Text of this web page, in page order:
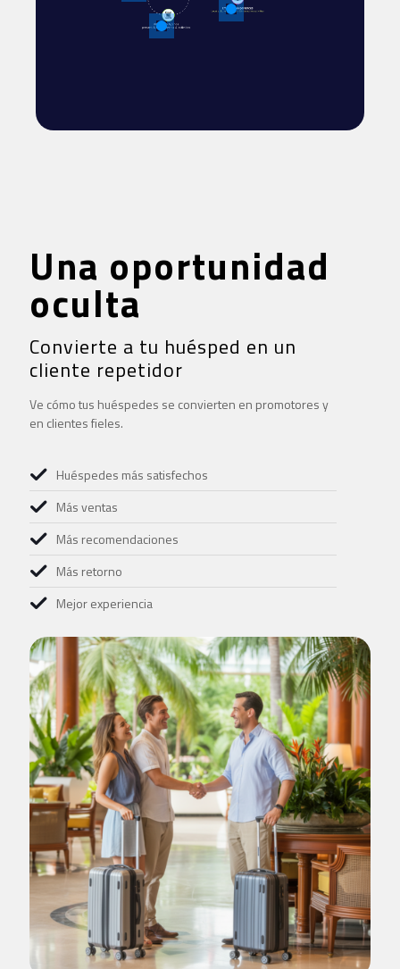
Una oportunidad
oculta
Convierte a tu huésped en un
cliente repetidor
Ve cómo tus huéspedes se convierten en promotores y
en clientes fieles.
Huéspedes más satisfechos
Más ventas
Más recomendaciones
Más retorno
Mejor experiencia